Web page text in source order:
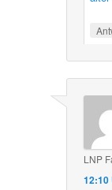
LNP
12:10